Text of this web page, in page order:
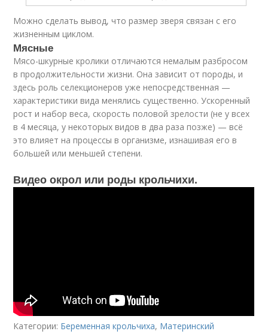
Можно сделать вывод, что размер зверя связан с его
жизненным циклом.
Мясные
Мясо-шкурные кролики отличаются немалым разбросом
в продолжительности жизни. Она зависит от породы, и
здесь роль селекционеров уже непосредственная —
характеристики вида менялись существенно. Ускоренный
рост и набор веса, скорость половой зрелости (не у всех
в 4 месяца, у некоторых видов в два раза позже) — всё
это влияет на процессы в организме, изнашивая его в
большей или меньшей степени.
Видео окрол или роды крольчихи.
Категории: Беременная крольчиха, Материнский